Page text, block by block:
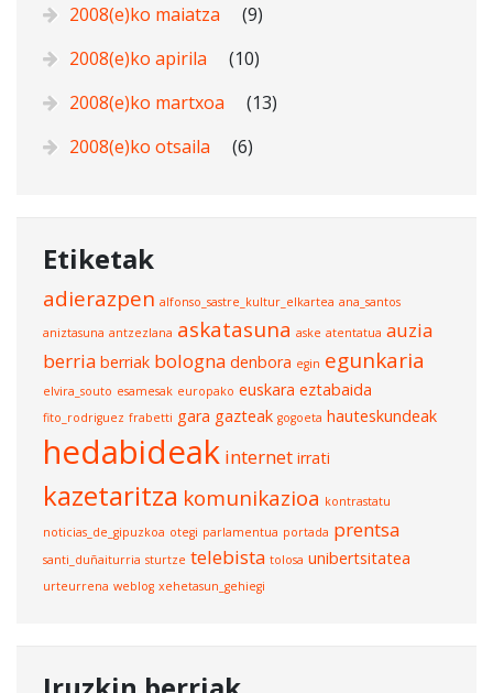
2008(e)ko maiatza
(9)
2008(e)ko apirila
(10)
2008(e)ko martxoa
(13)
2008(e)ko otsaila
(6)
Etiketak
adierazpen alfonso_sastre_kultur_elkartea ana_santos
aniztasuna antzezlana askatasuna aske atentatua auzia
berria berriak bologna denbora egin egunkaria
elvira_souto esamesak europako euskara eztabaida
fito_rodriguez frabetti gara gazteak gogoeta hauteskundeak
hedabideak internet irrati
kazetaritza komunikazioa kontrastatu
noticias_de_gipuzkoa otegi parlamentua portada prentsa
santi_duñaiturria sturtze telebista tolosa unibertsitatea
urteurrena weblog xehetasun_gehiegi